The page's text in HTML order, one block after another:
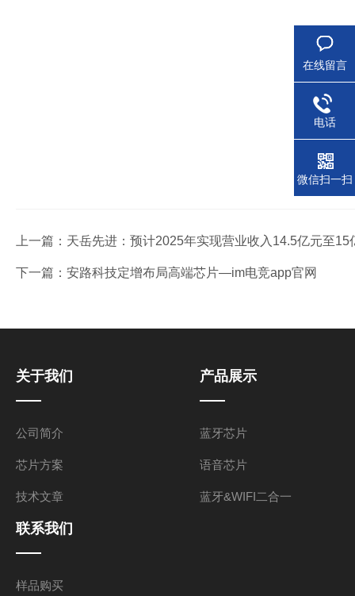
上一篇： 天岳先进：预计2025年实现营业收入14.5亿元至
下一篇： 安路科技定增布局高端芯片—im电竞app官网
关于我们
公司简介
芯片方案
技术文章
产品展示
蓝牙芯片
语音芯片
蓝牙&WIFI二合一
联系我们
样品购买
在线留言
电话
微信扫一扫